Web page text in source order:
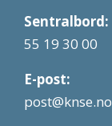
Sentralbord:
55 19 30 00
E-post:
post@knse.no